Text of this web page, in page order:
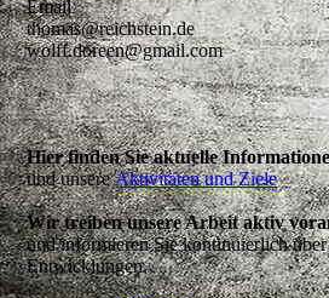
Email
thomas@reichstein.de
wolff.doreen@gmail.com
Hier finden Sie aktuelle
und unsereAktivitäten und Ziele.
Wir treiben unsere Arbeit aktiv
und informieren Sie kontinuierlich
Entwicklungen.